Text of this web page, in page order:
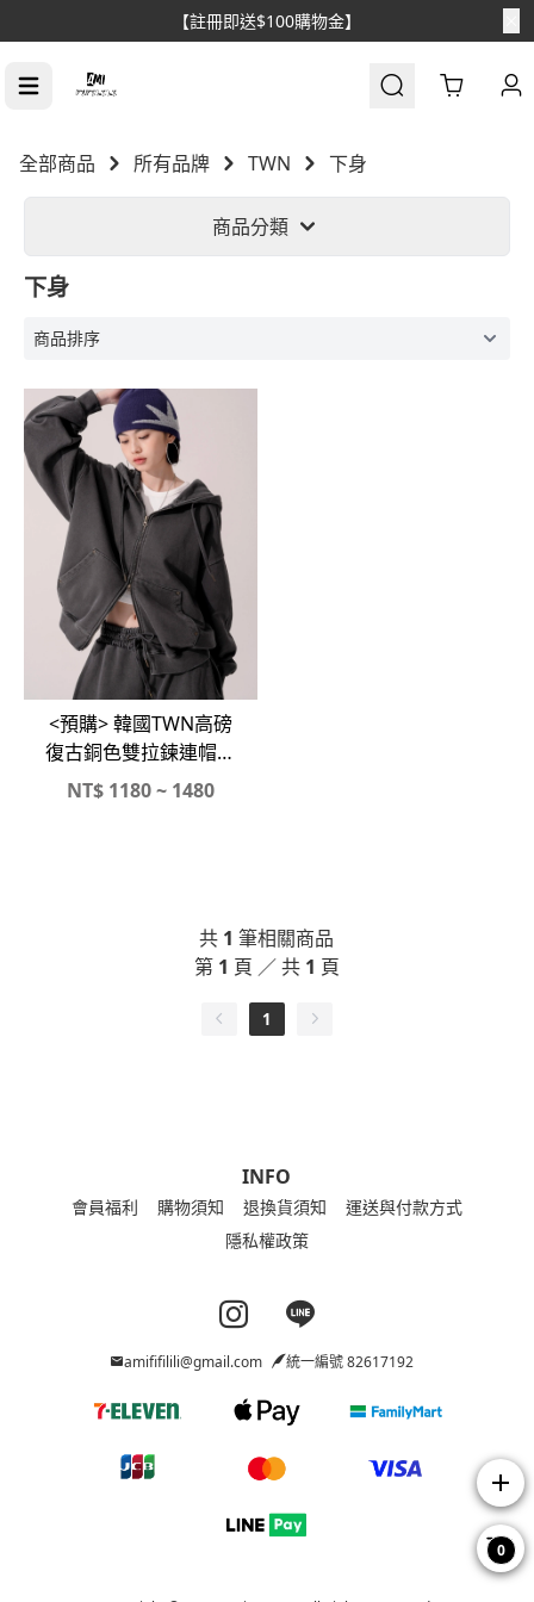
【註冊即送$100購物金】
Cart
全部商品 所有品牌 TWN 下身
商品分類
下身
<預購> 韓國TWN高磅
復古銅色雙拉鍊連帽外
套X高磅縮口寬棉褲#套
NT$1180 ~ 1480
共 1 筆相關商品
第 1 頁 ／ 共 1 頁
1
INFO
會員福利 購物須知 退換貨須知
運送與付款方式
隱私權政策
Instagram page
Line page
amififilili@gmail.com 統一編號 82617192
add
0